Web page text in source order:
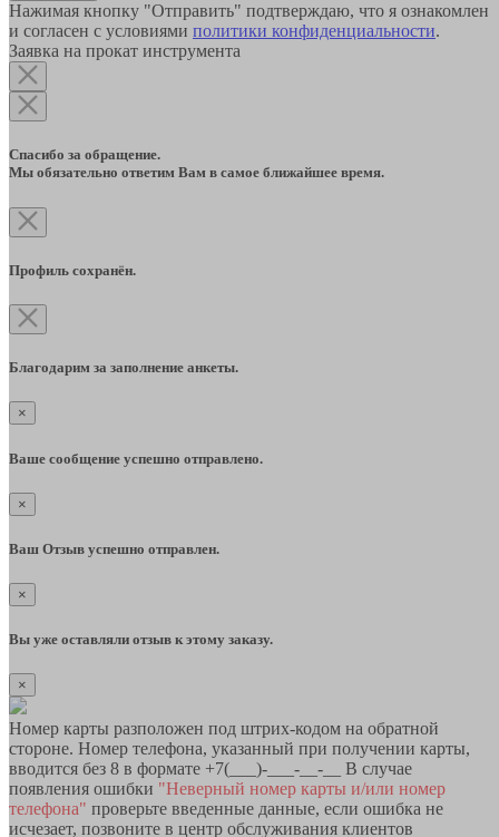
Нажимая кнопку "Отправить" подтверждаю, что я ознакомлен
и согласен с условиями политики конфиденциальности.
Заявка на прокат инструмента
Спасибо за обращение.
Мы обязательно ответим Вам в самое ближайшее время.
Профиль сохранён.
Благодарим за заполнение анкеты.
×
Ваше сообщение успешно отправлено.
×
Ваш Отзыв успешно отправлен.
×
Вы уже оставляли отзыв к этому заказу.
×
Номер карты разположен под штрих-кодом на обратной
стороне. Номер телефона, указанный при получении карты,
вводится без 8 в формате +7(___)-___-__-__ В случае
появления ошибки "Неверный номер карты и/или номер
телефона" проверьте введенные данные, если ошибка не
исчезает, позвоните в центр обслуживания клиентов